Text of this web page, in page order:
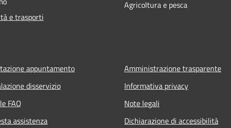
e trasporti
Agricoltura e pesca
appuntamento
disservizio
FAQ
assistenza
Amministrazione trasparente
Informativa privacy
Note legali
Dichiarazione di accessibilità